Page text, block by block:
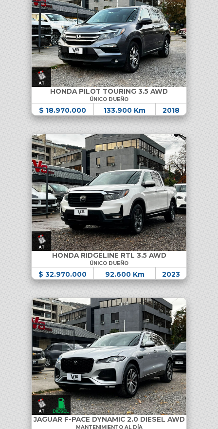
HONDA PILOT TOURING 3.5 AWD
ÚNICO DUEÑO
$ 18.970.000 133.900 Km 2018
HONDA RIDGELINE RTL 3.5 AWD
ÚNICO DUEÑO
$ 32.970.000 92.600 Km 2023
JAGUAR F-PACE DYNAMIC 2.0 DIESEL AWD
MANTENIMIENTO AL DÍA